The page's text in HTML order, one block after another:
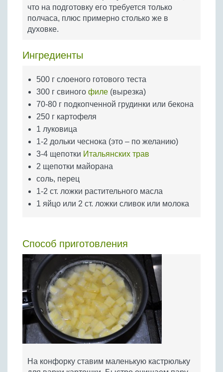
Бобовые
Яйца
Крупы
что на подготовку его требуется только
полчаса, плюс примерно столько же в
духовке.
Ингредиенты
500 г слоеного готового теста
300 г свиного филе (вырезка)
70-80 г подкопченной грудинки или бекона
250 г картофеля
1 луковица
1-2 дольки чеснока (это – по желанию)
3-4 щепотки Итальянских трав
2 щепотки майорана
соль, перец
1-2 ст. ложки растительного масла
1 яйцо или 2 ст. ложки сливок или молока
Способ приготовления
На конфорку ставим маленькую кастрюльку